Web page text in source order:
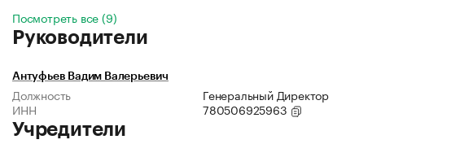
Посмотреть все (9)
Руководители
Антуфьев Вадим Валерьевич
Должность
Генеральный Директор
ИНН
780506925963
Учредители